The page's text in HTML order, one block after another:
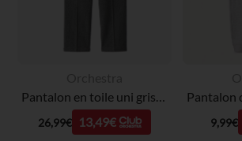
Pantalon en toile uni gris garçon
26,99€ 13,49€ 9,99€